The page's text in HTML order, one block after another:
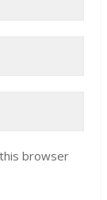
browser